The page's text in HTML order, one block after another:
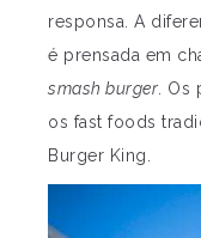
responsa. A
é prensada em
smash burger. Os
os fast foods
Burger King.